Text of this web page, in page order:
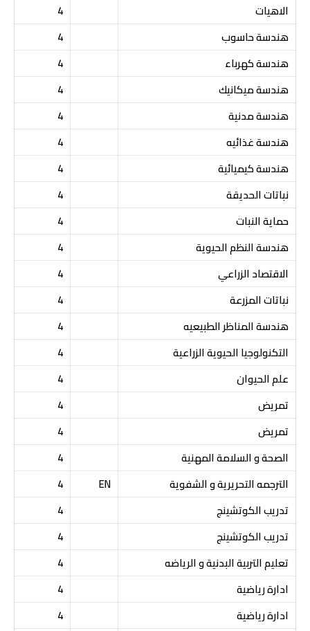
الاهيات
4
هندسة حاسوب
4
هندسة كهرباء
4
هندسة ميكانيك
4
هندسة مدنية
4
هندسة غذائيه
4
هندسة كيميائية
4
نباتات الحديقة
4
حماية النبات
4
هندسة النظم الحيوية
4
الاقتصاد الزراعي
4
نباتات المزرعة
4
هندسة المناظر الطبيعيه
4
التكنولوجيا الحيوية الزراعية
4
علم الحيوان
4
تمريض
4
تمريض
4
الصحة و السلامة المهنية
4
الترجمه التحريرية و الشفوية
EN
4
تدريب الكوتشينج
4
تدريب الكوتشينج
4
تعليم التربية البدنية و الرياضه
4
ادارة رياضية
4
ادارة رياضية
4